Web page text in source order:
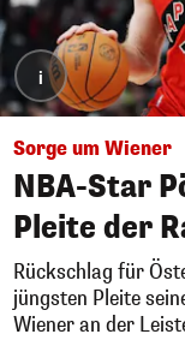
i
Sorge um Wiener
NBA-Star
Pleite der
Rückschlag für
jüngsten Pleite
Wiener an der